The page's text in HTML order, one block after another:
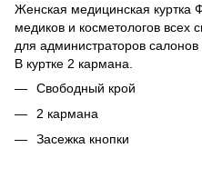
Женская медицинская куртка
медиков и косметологов всех
для администраторов салонов
В куртке 2 кармана.
Свободный крой
2 кармана
Засежка кнопки